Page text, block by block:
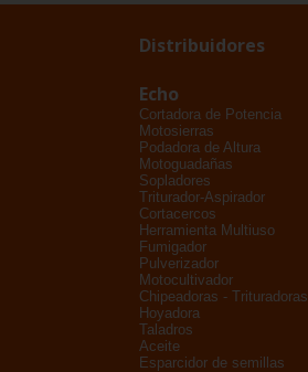
Distribuidores
Echo
Cortadora de Potencia
Motosierras
Podadora de Altura
Motoguadañas
Sopladores
Triturador-Aspirador
Cortacercos
Herramienta Multiuso
Fumigador
Pulverizador
Motocultivador
Chipeadoras - Trituradoras
Hoyadora
Taladros
Aceite
Esparcidor de semillas